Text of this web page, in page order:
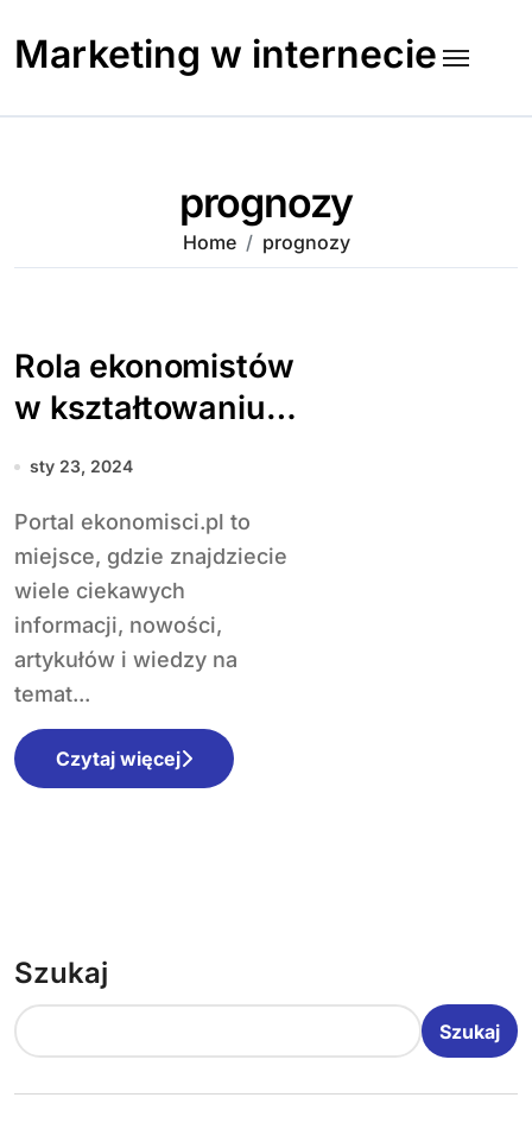
content
Marketing w internecie
prognozy
Home prognozy
Rola ekonomistów
w kształtowaniu
gospodarki i
codzienne życie
sty 23, 2024
Portal ekonomisci.pl to
miejsce, gdzie znajdziecie
wiele ciekawych
informacji, nowości,
artykułów i wiedzy na
temat...
Czytaj więcej
Szukaj
Szukaj